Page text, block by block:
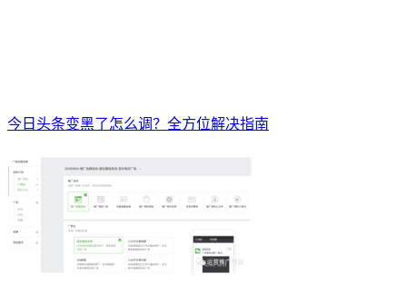
今日头条变黑了怎么调？全方位解决指南